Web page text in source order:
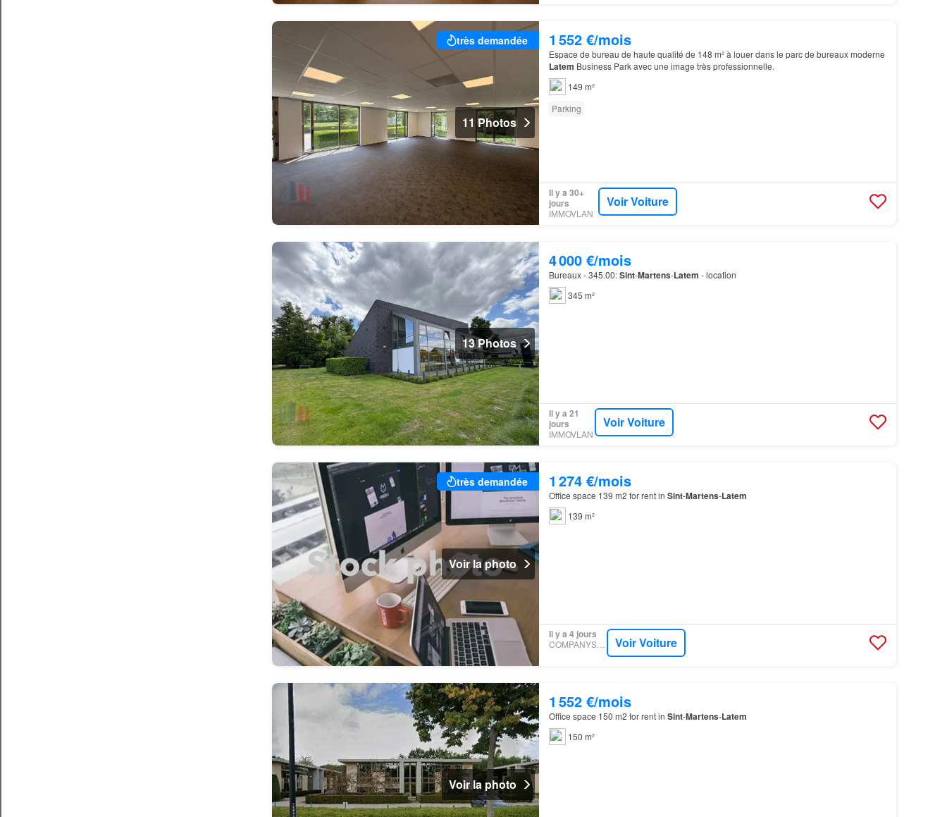
très demandée
11 Photos
1 552 €/mois
Espace de bureau de haute qualité de 148 m² à louer dans le parc de bureaux moderne
Latem Business Park avec une image très professionnelle.
149 m²
Parking
Il y a 30+
jours
IMMOVLAN
Voir Voiture
13 Photos
4 000 €/mois
Bureaux - 345.00:Sint-Martens-Latem - location
345 m²
Il y a 21
jours
IMMOVLAN
Voir Voiture
très demandée
Voir la photo
1 274 €/mois
Office space 139 m2 for rent in Sint-Martens-Latem
139 m²
Il y a 4 jours
COMPANYSPACE Voir Voiture
Voir la photo
1 552 €/mois
Office space 150 m2 for rent in Sint-Martens-Latem
150 m²